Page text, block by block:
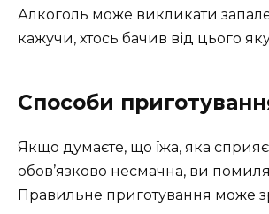
Алкоголь може викликати
кажучи, хтось бачив від цього
Способи
Якщо думаєте, що їжа, яка
обов’язково несмачна, ви
Правильне приготування може